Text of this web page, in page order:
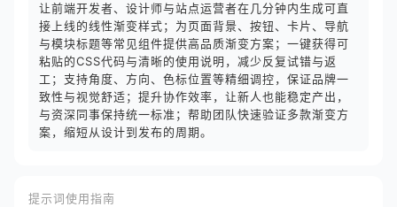
让前端开发者、设计师与站点运营者在几分钟内生成可直
接上线的线性渐变样式；为页面背景、按钮、卡片、导航
与模块标题等常见组件提供高品质渐变方案；一键获得可
粘贴的CSS代码与清晰的使用说明，减少反复试错与返
工；支持角度、方向、色标位置等精细调控，保证品牌一
致性与视觉舒适；提升协作效率，让新人也能稳定产出，
与资深同事保持统一标准；帮助团队快速验证多款渐变方
案，缩短从设计到发布的周期。
提示词使用指南